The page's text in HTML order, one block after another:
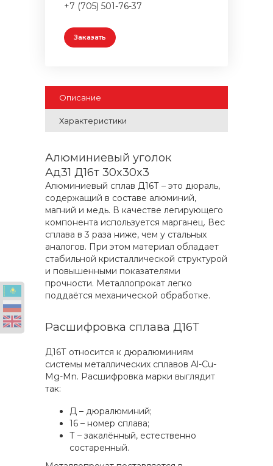
+7 (705) 501-76-37
Заказать
Описание
Характеристики
Алюминиевый уголок
Ад31 Д16т 30x30x3
Алюминиевый сплав Д16Т – это дюраль,
содержащий в составе алюминий,
магний и медь. В качестве легирующего
компонента используется марганец. Вес
сплава в 3 раза ниже, чем у стальных
аналогов. При этом материал обладает
стабильной кристаллической структурой
и повышенными показателями
прочности. Металлопрокат легко
поддаётся механической обработке.
Расшифровка сплава Д16Т
Д16Т относится к дюралюминиям
системы металлических сплавов Al-Cu-
Mg-Mn. Расшифровка марки выглядит
так:
Д – дюралюминий;
16 – номер сплава;
Т – закалённый, естественно
состаренный.